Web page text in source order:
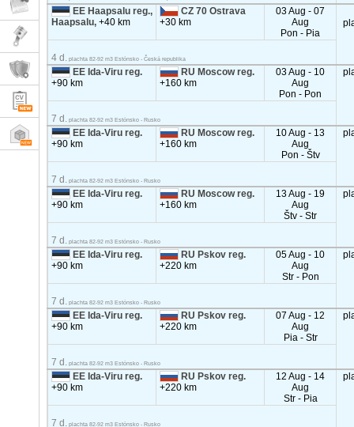
EE Haapsalu reg.,
Haapsalu,+40 km
CZ 70 Ostrava
+30 km
03 Aug - 07
Aug
Pon - Pia
4 d. plachta 82-92 m3 Estónsko - Česká republika
EE Ida-Viru reg.
+90 km
RU Moscow reg.
+160 km
03 Aug - 10
Aug
Pon - Pon
7 d. plachta 82-92 m3 Estónsko - Rusko
EE Ida-Viru reg.
+90 km
RU Moscow reg.
+160 km
10 Aug - 13
Aug
Pon - Štv
7 d. plachta 82-92 m3 Estónsko - Rusko
EE Ida-Viru reg.
+90 km
RU Moscow reg.
+160 km
13 Aug - 19
Aug
Štv - Str
7 d. plachta 82-92 m3 Estónsko - Rusko
EE Ida-Viru reg.
+90 km
RU Pskov reg.
+220 km
05 Aug - 10
Aug
Str - Pon
7 d. plachta 82-92 m3 Estónsko - Rusko
EE Ida-Viru reg.
+90 km
RU Pskov reg.
+220 km
07 Aug - 12
Aug
Pia - Str
7 d. plachta 82-92 m3 Estónsko - Rusko
EE Ida-Viru reg.
+90 km
RU Pskov reg.
+220 km
12 Aug - 14
Aug
Str - Pia
7 d. plachta 82-92 m3 Estónsko - Rusko